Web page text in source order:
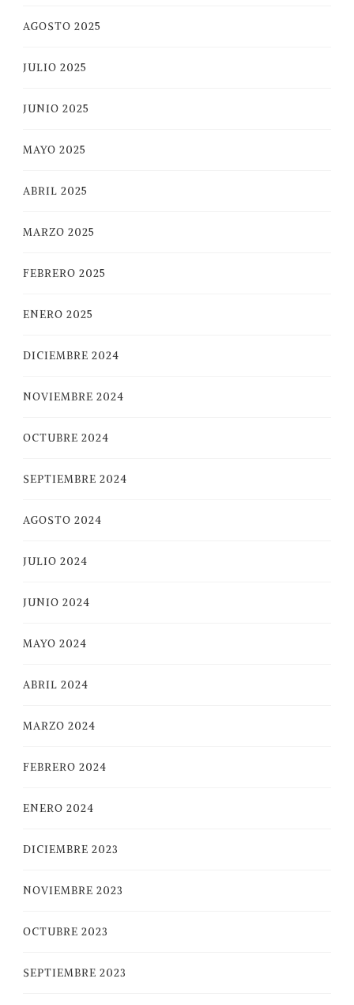
AGOSTO 2025
JULIO 2025
JUNIO 2025
MAYO 2025
ABRIL 2025
MARZO 2025
FEBRERO 2025
ENERO 2025
DICIEMBRE 2024
NOVIEMBRE 2024
OCTUBRE 2024
SEPTIEMBRE 2024
AGOSTO 2024
JULIO 2024
JUNIO 2024
MAYO 2024
ABRIL 2024
MARZO 2024
FEBRERO 2024
ENERO 2024
DICIEMBRE 2023
NOVIEMBRE 2023
OCTUBRE 2023
SEPTIEMBRE 2023